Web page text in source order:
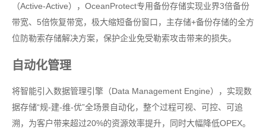
（Active-Active），OceanProtect专用备份存储实现业界3倍备份
带宽、5倍恢复带宽，极大缩短备份窗口，主存储+备份存储的全方
位防勒索存储解决方案，保护企业免受勒索攻击带来的损失。
自动化管理
将智能引入数据管理引擎（Data Management Engine），实现数
据存储“规-建-维-优”全场景自动化，整个过程可视、可控、可追
溯，为客户带来超过20%的资源效率提升，同时大幅降低OPEX。